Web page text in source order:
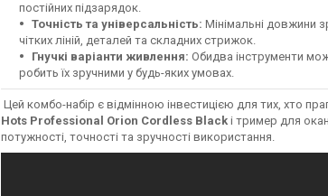
постійних підзарядок.
Точність та універсальність: Мінімальні довжини
чітких ліній, деталей та складних стрижок.
Гнучкі варіанти живлення: Обидва інструменти
робить їх зручними у будь-яких умовах.
Цей комбо-набір є відмінною інвестицією для тих, хто
Hots Professional Orion Cordless Black і тример для
потужності, точності та зручності використання.